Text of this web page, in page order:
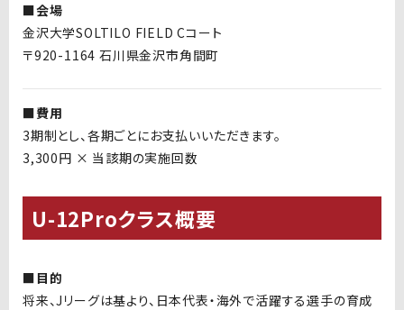
■会場
金沢大学SOLTILO FIELD Cコート
〒920-1164 石川県金沢市角間町
■費用
3期制とし、各期ごとにお支払いいただきます。
3,300円 × 当該期の実施回数
U-12Proクラス概要
■目的
将来、J リーグは基より、日本代表・海外で活躍する選手の育成